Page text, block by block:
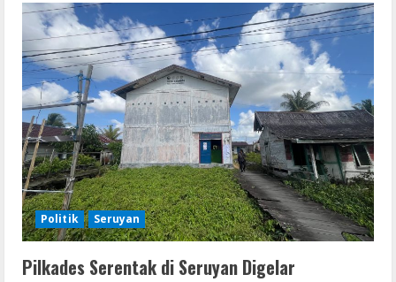
Politik Seruyan
Pilkades Serentak di Seruyan Digelar